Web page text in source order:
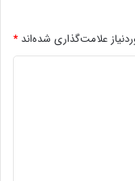
علامت‌گذاری شده‌اند *